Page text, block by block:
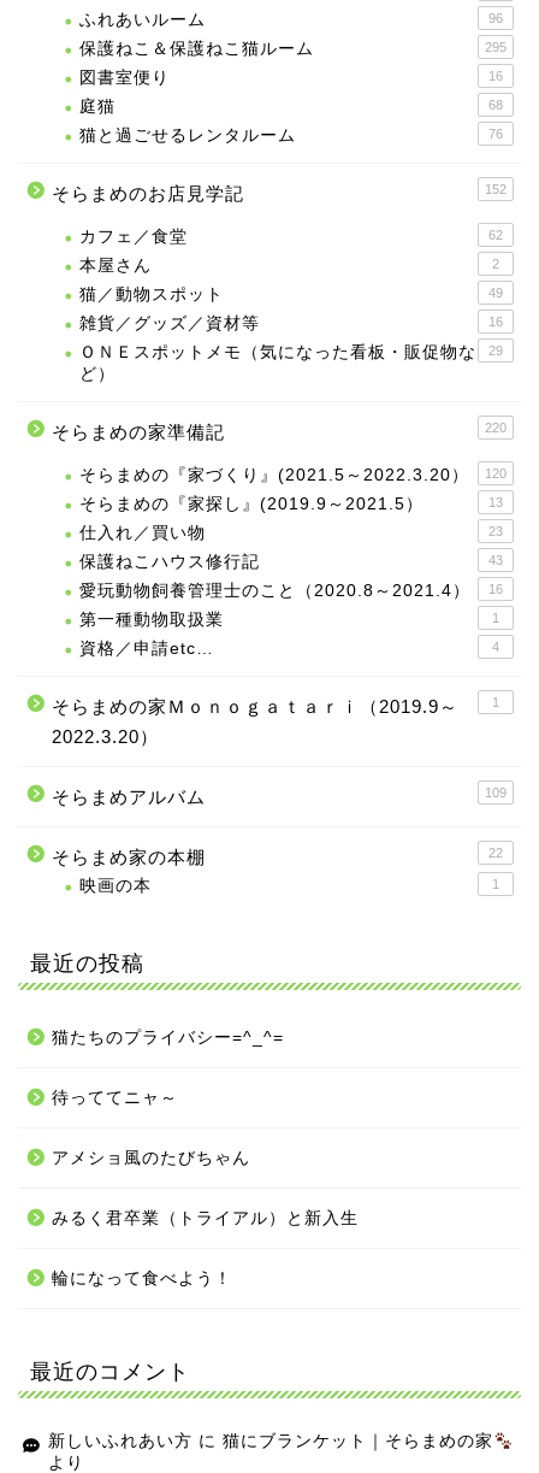
ふれあいルーム 96
保護ねこ＆保護ねこ猫ルーム 295
図書室便り 16
庭猫 68
猫と過ごせるレンタルーム 76
そらまめのお店見学記 152
カフェ／食堂 62
本屋さん 2
猫／動物スポット 49
雑貨／グッズ／資材等 16
ＯＮＥスポットメモ（気になった看板・販促物な
ど）
29
そらまめの家準備記 220
そらまめの『家づくり』(2021.5～2022.3.20） 120
そらまめの『家探し』(2019.9～2021.5） 13
仕入れ／買い物 23
保護ねこハウス修行記 43
愛玩動物飼養管理士のこと（2020.8～2021.4） 16
第一種動物取扱業 1
資格／申請etc… 4
そらまめの家Ｍｏｎｏｇａｔａｒｉ（2019.9～
2022.3.20）
1
そらまめアルバム 109
そらまめ家の本棚 22
映画の本 1
最近の投稿
猫たちのプライバシー=^_^=
待っててニャ～
アメショ風のたびちゃん
みるく君卒業（トライアル）と新入生
輪になって食べよう！
最近のコメント
新しいふれあい方 に 猫にブランケット｜そらまめの家
より